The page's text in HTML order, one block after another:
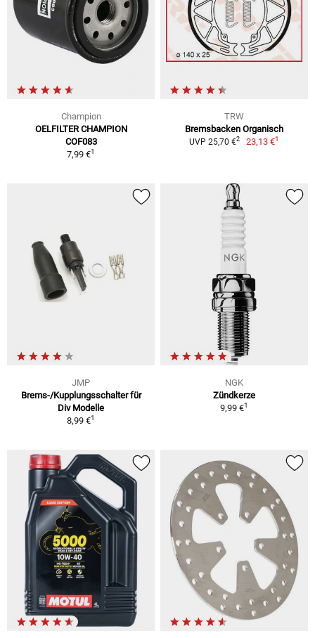
Champion
OELFILTER CHAMPION
COF083
7,99 €1
TRW
Bremsbacken Organisch
UVP 25,70 €2 23,13 €1
JMP
Brems-/Kupplungsschalter für
Div Modelle
8,99 €1
NGK
Zündkerze
9,99 €1